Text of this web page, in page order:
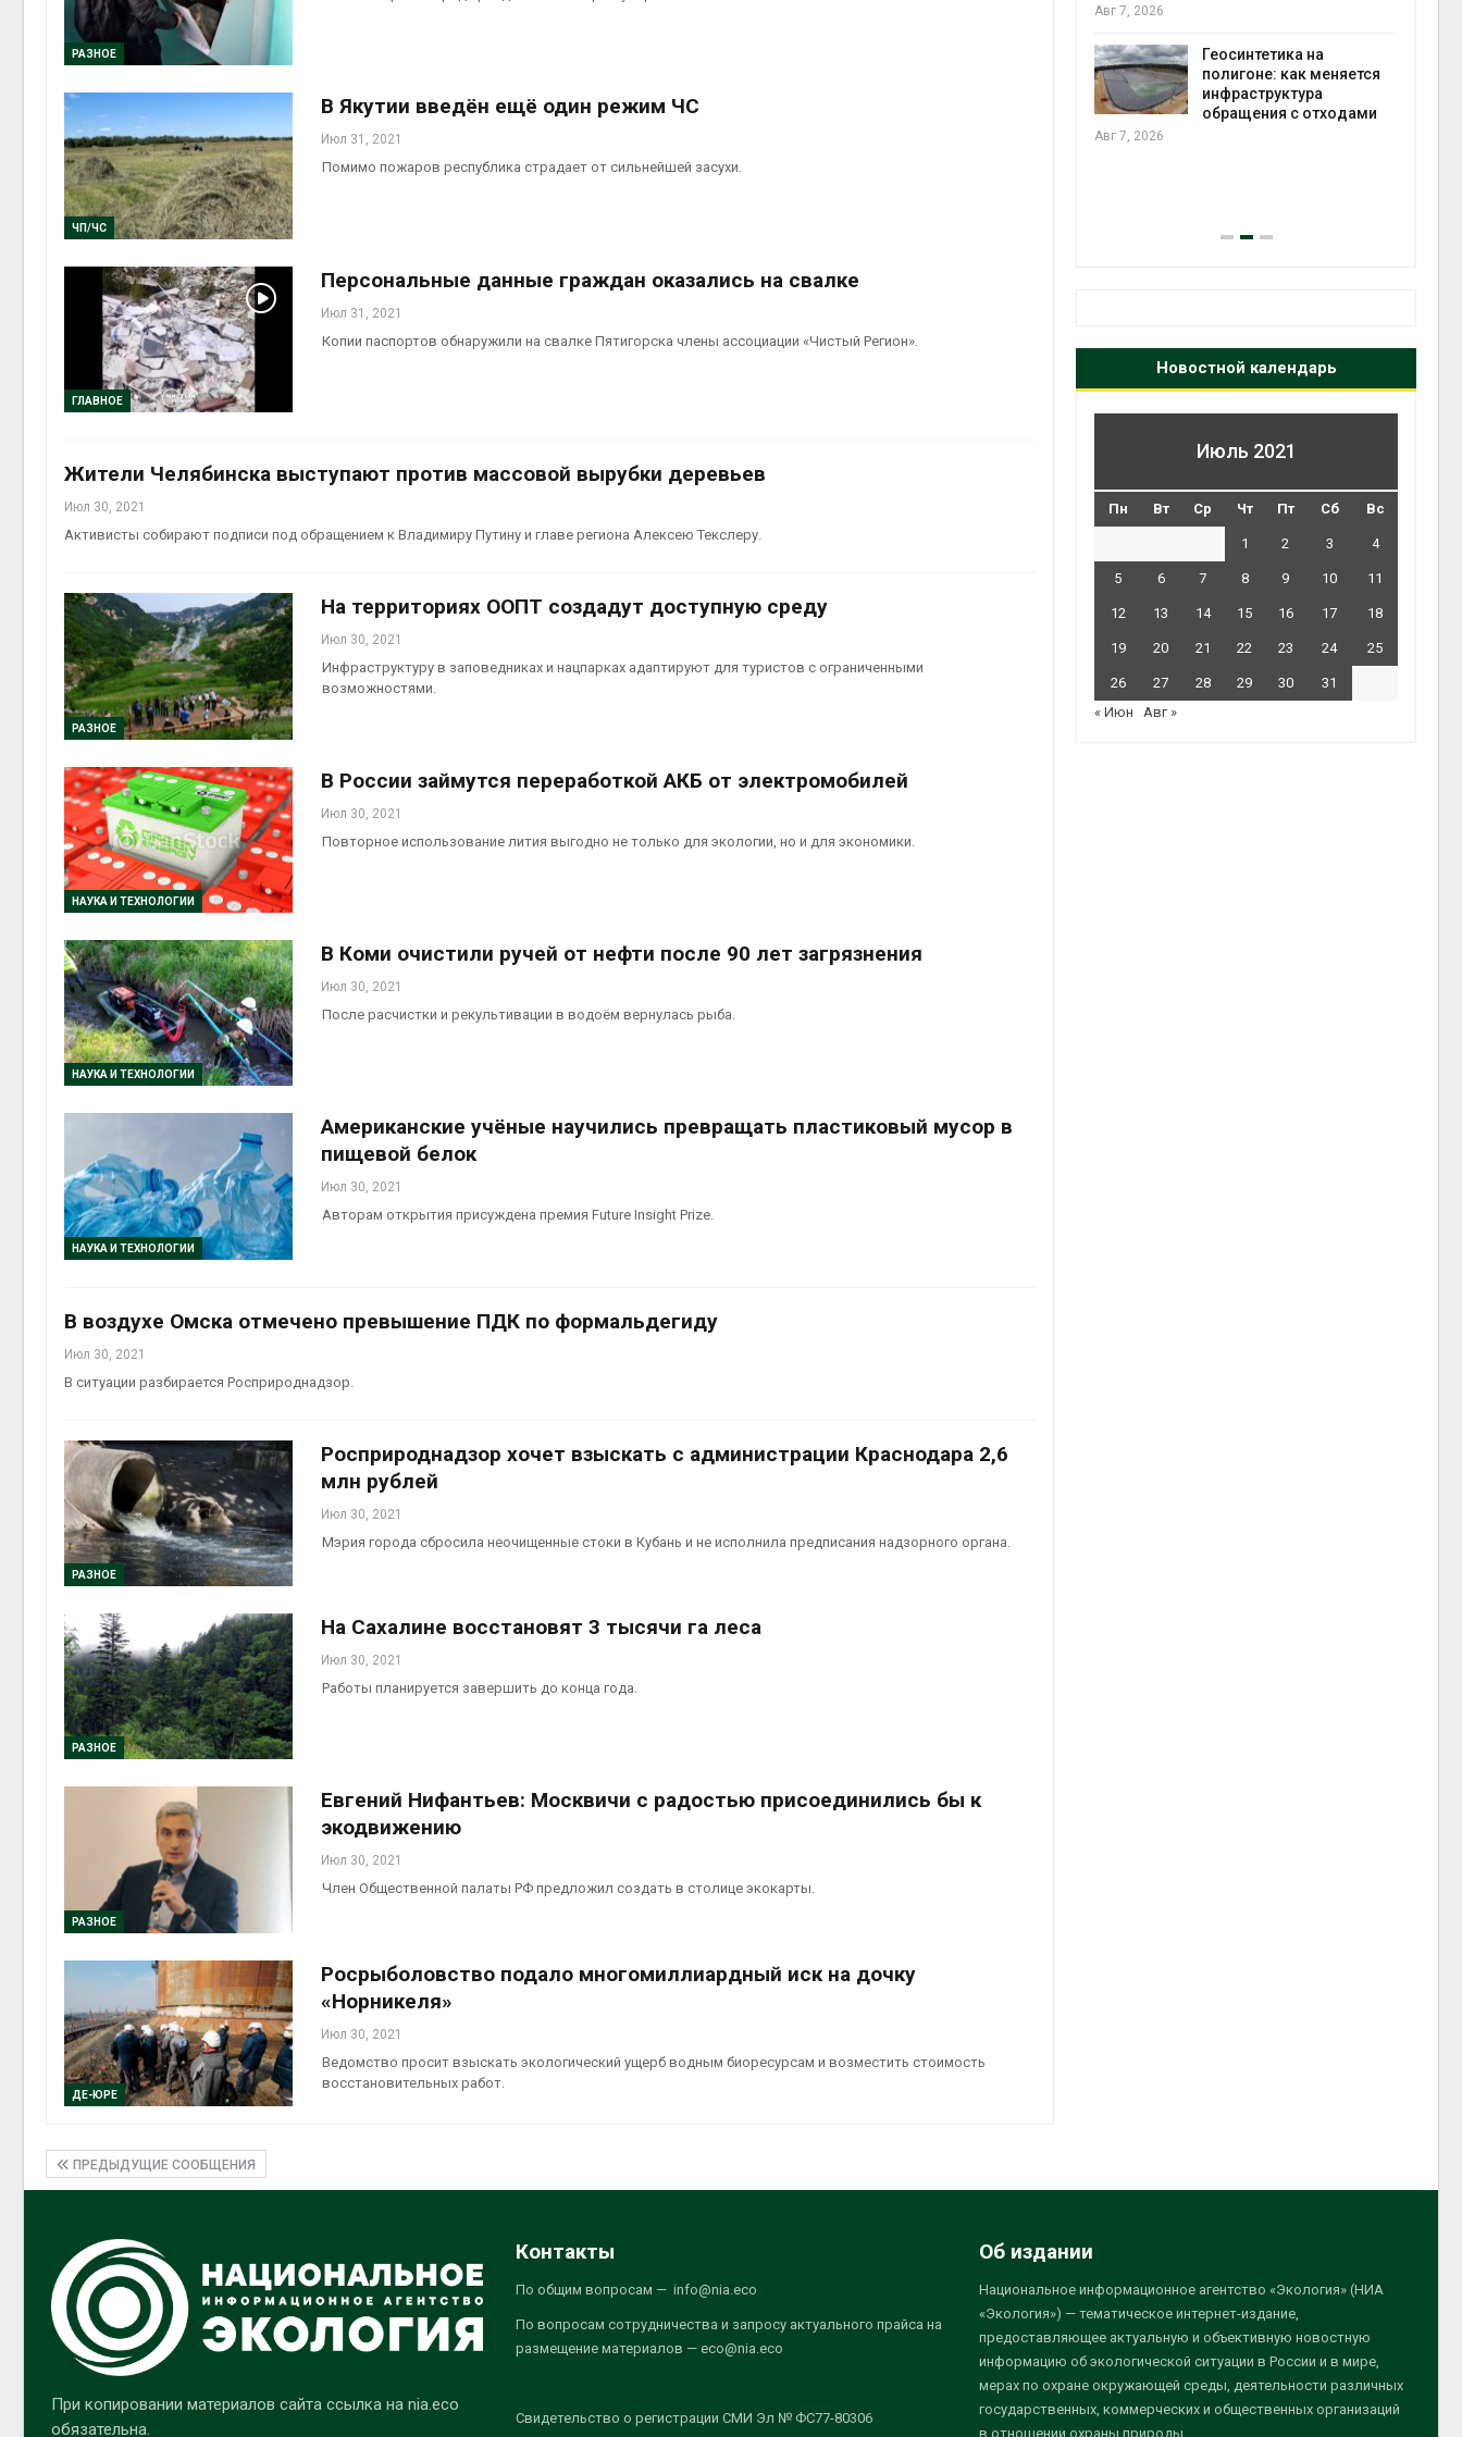
РАЗНОЕ
ЧП/ЧС
В Якутии введён ещё один режим ЧС
Июл 31, 2021
Помимо пожаров республика страдает от сильнейшей засухи.
ГЛАВНОЕ
Персональные данные граждан оказались на свалке
Июл 31, 2021
Копии паспортов обнаружили на свалке Пятигорска члены ассоциации «Чистый Регион».
Жители Челябинска выступают против массовой вырубки деревьев
Июл 30, 2021
Активисты собирают подписи под обращением к Владимиру Путину и главе региона Алексею Текслеру.
РАЗНОЕ
На территориях ООПТ создадут доступную среду
Июл 30, 2021
Инфраструктуру в заповедниках и нацпарках адаптируют для туристов с ограниченными
возможностями.
НАУКА И ТЕХНОЛОГИИ
В России займутся переработкой АКБ от электромобилей
Июл 30, 2021
Повторное использование лития выгодно не только для экологии, но и для экономики.
НАУКА И ТЕХНОЛОГИИ
В Коми очистили ручей от нефти после 90 лет загрязнения
Июл 30, 2021
После расчистки и рекультивации в водоём вернулась рыба.
НАУКА И ТЕХНОЛОГИИ
Американские учёные научились превращать пластиковый мусор в
пищевой белок
Июл 30, 2021
Авторам открытия присуждена премия Future Insight Prize.
В воздухе Омска отмечено превышение ПДК по формальдегиду
Июл 30, 2021
В ситуации разбирается Росприроднадзор.
РАЗНОЕ
Росприроднадзор хочет взыскать с администрации Краснодара 2,6
млн рублей
Июл 30, 2021
Мэрия города сбросила неочищенные стоки в Кубань и не исполнила предписания надзорного органа.
РАЗНОЕ
На Сахалине восстановят 3 тысячи га леса
Июл 30, 2021
Работы планируется завершить до конца года.
РАЗНОЕ
Евгений Нифантьев: Москвичи с радостью присоединились бы к
экодвижению
Июл 30, 2021
Член Общественной палаты РФ предложил создать в столице экокарты.
ДЕ-ЮРЕ
Росрыболовство подало многомиллиардный иск на дочку
«Норникеля»
Июл 30, 2021
Ведомство просит взыскать экологический ущерб водным биоресурсам и возместить стоимость
восстановительных работ.
ПРЕДЫДУЩИЕ СООБЩЕНИЯ
Дождевая вода с крыш
Минприроды
объектов и уборку
Авг 7, 2026
Авг 7, 2026
Геосинтетика на
полигоне: как меняется
инфраструктура
обращения с отходами
Авг 7, 2026
Новостной календарь
Июль 2021
Пн Вт Ср Чт Пт Сб Вс
1 2 3 4
5 6 7 8 9 10 11
12 13 14 15 16 17 18
19 20 21 22 23 24 25
26 27 28 29 30
31
« Июн
Авг »
При копировании материалов сайта ссылка на nia.eco
обязательна.
Контакты
По общим вопросам — info@nia.eco
По вопросам сотрудничества и запросу актуального прайса на
размещение материалов — eco@nia.eco
Свидетельство о регистрации СМИ Эл № ФС77-80306
Об издании
Национальное информационное агентство «Экология» (НИА
«Экология») — тематическое интернет-издание,
предоставляющее актуальную и объективную новостную
информацию об экологической ситуации в России и в мире,
мерах по охране окружающей среды, деятельности различных
государственных, коммерческих и общественных организаций
в отношении охраны природы.